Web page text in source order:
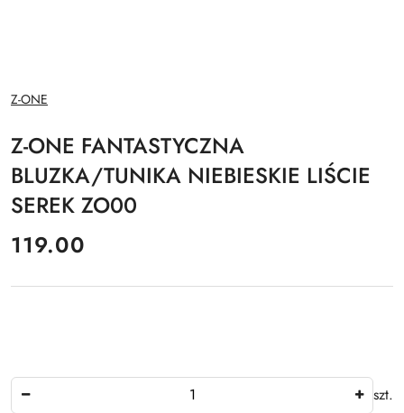
NAZWA
PRODUCENTA:
Z-ONE
Z-ONE FANTASTYCZNA
BLUZKA/TUNIKA NIEBIESKIE LIŚCIE
SEREK ZO00
cena:
119.00
szt.